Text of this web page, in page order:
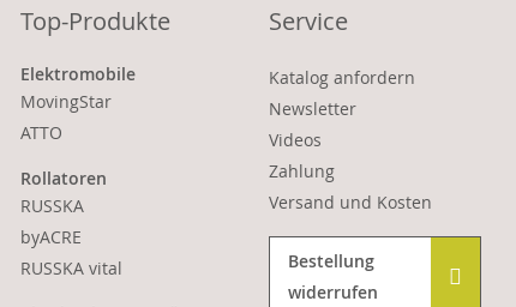
Top-Produkte
Elektromobile
MovingStar
ATTO
Rollatoren
RUSSKA
byACRE
RUSSKA vital
Service
Katalog anfordern
Newsletter
Videos
Zahlung
Versand und Kosten
Bestellung
widerrufen